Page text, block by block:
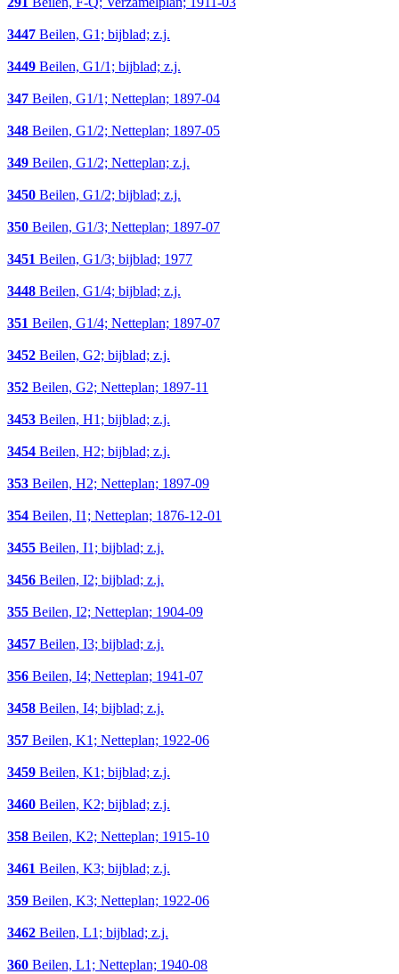
3447 Beilen, G1; bijblad; z.j.
3449 Beilen, G1/1; bijblad; z.j.
347 Beilen, G1/1; Netteplan; 1897-04
348 Beilen, G1/2; Netteplan; 1897-05
349 Beilen, G1/2; Netteplan; z.j.
3450 Beilen, G1/2; bijblad; z.j.
350 Beilen, G1/3; Netteplan; 1897-07
3451 Beilen, G1/3; bijblad; 1977
3448 Beilen, G1/4; bijblad; z.j.
351 Beilen, G1/4; Netteplan; 1897-07
3452 Beilen, G2; bijblad; z.j.
352 Beilen, G2; Netteplan; 1897-11
3453 Beilen, H1; bijblad; z.j.
3454 Beilen, H2; bijblad; z.j.
353 Beilen, H2; Netteplan; 1897-09
354 Beilen, I1; Netteplan; 1876-12-01
3455 Beilen, I1; bijblad; z.j.
3456 Beilen, I2; bijblad; z.j.
355 Beilen, I2; Netteplan; 1904-09
3457 Beilen, I3; bijblad; z.j.
356 Beilen, I4; Netteplan; 1941-07
3458 Beilen, I4; bijblad; z.j.
357 Beilen, K1; Netteplan; 1922-06
3459 Beilen, K1; bijblad; z.j.
3460 Beilen, K2; bijblad; z.j.
358 Beilen, K2; Netteplan; 1915-10
3461 Beilen, K3; bijblad; z.j.
359 Beilen, K3; Netteplan; 1922-06
3462 Beilen, L1; bijblad; z.j.
360 Beilen, L1; Netteplan; 1940-08